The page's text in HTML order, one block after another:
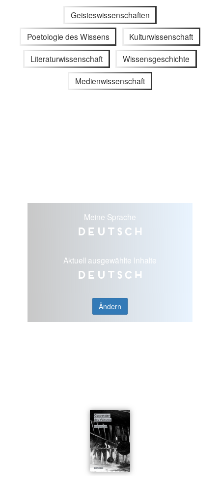
Geisteswissenschaften
Poetologie des Wissens Kulturwissenschaft
Literaturwissenschaft Wissensgeschichte
Medienwissenschaft
Meine Sprache
Deutsch
Aktuell ausgewählte Inhalte
Deutsch
Ändern